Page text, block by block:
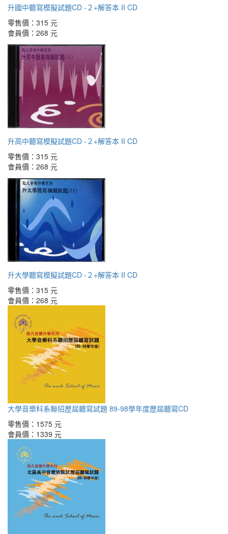
升國中聽寫模擬試題CD -２+解答本 II CD
零售價： 315 元
會員價： 268 元
升高中聽寫模擬試題CD -２+解答本 II CD
零售價： 315 元
會員價： 268 元
升大學聽寫模擬試題CD -２+解答本 II CD
零售價： 315 元
會員價： 268 元
大學音樂科系聯招歷屆聽寫試題 89-98學年度歷屆聽寫CD
零售價： 1575 元
會員價： 1339 元